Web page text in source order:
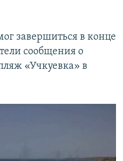
завершиться в конце
сообщения о
«Учкуевка» в